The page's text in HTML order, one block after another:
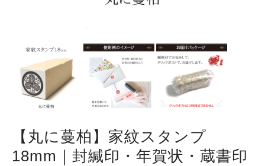
【丸に蔓柏】家紋スタンプ
18mm｜封緘印・年賀状・蔵書印